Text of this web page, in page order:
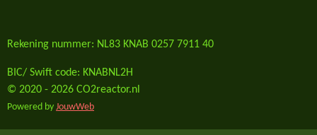
Rekening nummer: NL83 KNAB 0257 7911 40
BIC/ Swift code: KNABNL2H
© 2020 - 2026 CO2reactor.nl
Powered by JouwWeb